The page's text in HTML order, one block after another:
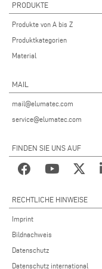
PRODUKTE
Produkte von A bis Z
Produktkategorien
Material
MAIL
mail@elumatec.com
service@elumatec.com
FINDEN SIE UNS AUF
RECHTLICHE HINWEISE
Imprint
Bildnachweis
Datenschutz
Datenschutz international